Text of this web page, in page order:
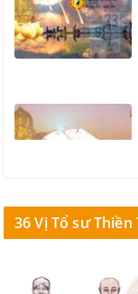
36 Vị Tổ sư Thiền